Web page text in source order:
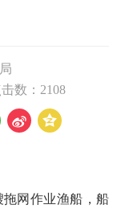
数： 2108
 
网作业渔船，船